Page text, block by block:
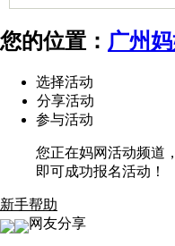
您的位置： 广州
选择活动
分享活动
参与活动
您正在妈网活动频道
即可成功报名活动！
新手帮助
网友分享